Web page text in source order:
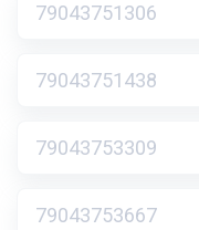
79043751306
79043751438
79043753309
79043753667